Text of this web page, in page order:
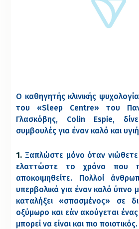
Ο καθηγητής κλινικής
του «Sleep Centre» του
Γλασκόβης, Colin Espie,
συμβουλές για έναν καλό και
1. Ξαπλώστε μόνο όταν νιώθετε
ελαττώστε το χρόνο που
αποκοιμηθείτε. Πολλοί
υπερβολικά για έναν καλό ύπνο
καταλήξει «σπασμένος» σε
οξύμωρο και εάν ακούγεται
μπορεί να είναι και πιο ποιοτικός.